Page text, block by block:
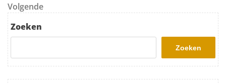
Volgend bericht
Volgende
Zoeken
Zoeken